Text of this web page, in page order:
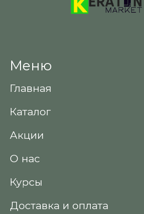
Меню
Главная
Каталог
Акции
О нас
Курсы
Доставка и оплата